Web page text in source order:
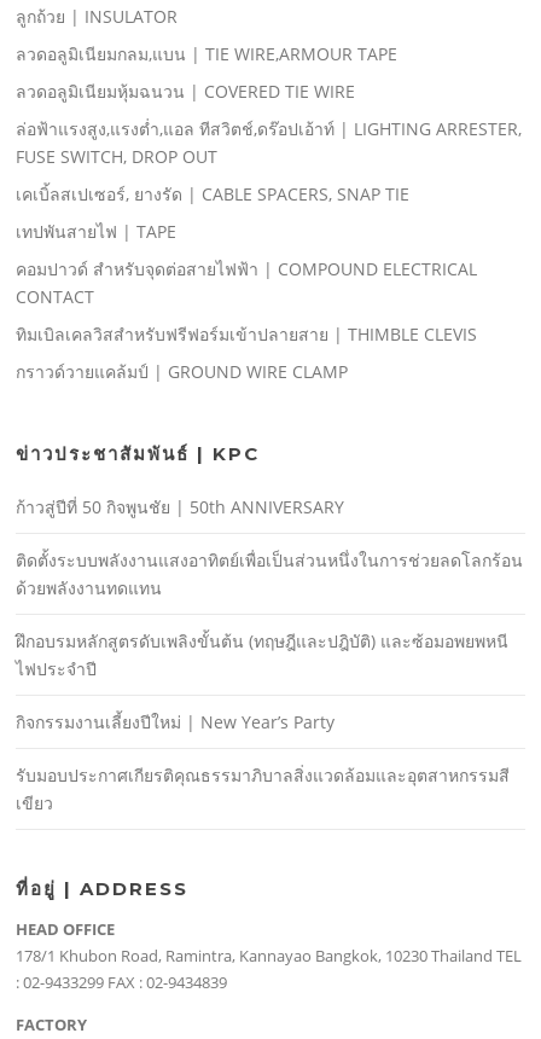
ลูกถ้วย | INSULATOR
ลวดอลูมิเนียมกลม,แบน | TIE WIRE,ARMOUR TAPE
ลวดอลูมิเนียมหุ้มฉนวน | COVERED TIE WIRE
ล่อฟ้าแรงสูง,แรงตํ่า,แอล ทีสวิตช์,ดร๊อปเอ้าท์ | LIGHTING ARRESTER,
FUSE SWITCH, DROP OUT
เคเบิ้ลสเปเซอร์, ยางรัด | CABLE SPACERS, SNAP TIE
เทปพันสายไฟ | TAPE
คอมปาวด์ สําหรับจุดต่อสายไฟฟ้า | COMPOUND ELECTRICAL
CONTACT
ทิมเบิลเคลวิสสําหรับฟรีฟอร์มเข้าปลายสาย | THIMBLE CLEVIS
กราวด์วายแคล้มป์ | GROUND WIRE CLAMP
ข่าวประชาสัมพันธ์ | KPC
ก้าวสู่ปีที่ 50 กิจพูนชัย | 50th ANNIVERSARY
ติดตั้งระบบพลังงานแสงอาทิตย์เพื่อเป็นส่วนหนึ่งในการช่วยลดโลกร้อน
ด้วยพลังงานทดแทน
ฝึกอบรมหลักสูตรดับเพลิงขั้นต้น (ทฤษฎีและปฎิบัติ) และซ้อมอพยพหนี
ไฟประจําปี
กิจกรรมงานเลี้ยงปีใหม่ | New Year’s Party
รับมอบประกาศเกียรติคุณธรรมาภิบาลสิ่งแวดล้อมและอุตสาหกรรมสี
เขียว
ที่อยู่ | ADDRESS
HEAD OFFICE
178/1 Khubon Road, Ramintra, Kannayao Bangkok, 10230 Thailand TEL
: 02-9433299 FAX : 02-9434839
FACTORY